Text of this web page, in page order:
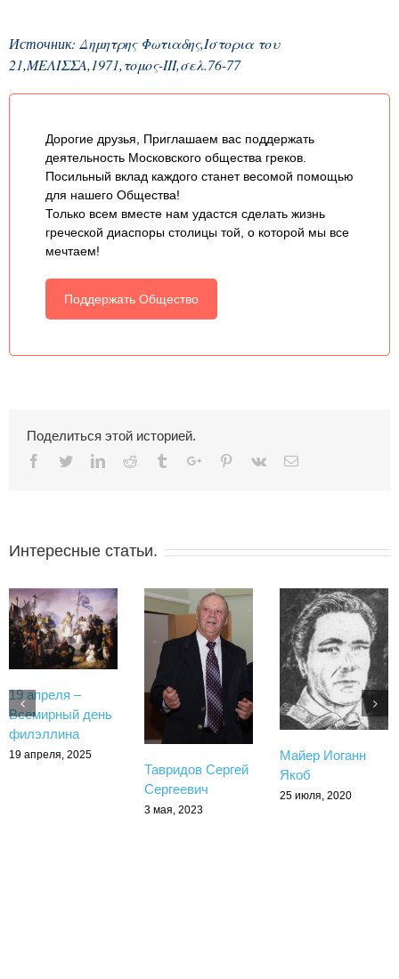
Источник: Δημητρης Φωτιαδης,Ιστορια του
21,ΜΕΛΙΣΣΑ,1971,τομος-ΙΙΙ,σελ.76-77
Дорогие друзья, Приглашаем вас поддержать
деятельность Московского общества греков.
Посильный вклад каждого станет весомой помощью
для нашего Общества!
Только всем вместе нам удастся сделать жизнь
греческой диаспоры столицы той, о которой мы все
мечтаем!
Поддержать Общество
Поделиться этой историей.
Facebook
TwitterLinkedinReddit TumblrGoogle+Pinterest
Vk Email
Интересные статьи.
19 апреля –
Всемирный день
филэллина
19 апреля, 2025
Тавридов Сергей
Сергеевич
3 мая, 2023
Майер Иоганн
Якоб
25 июля, 2020